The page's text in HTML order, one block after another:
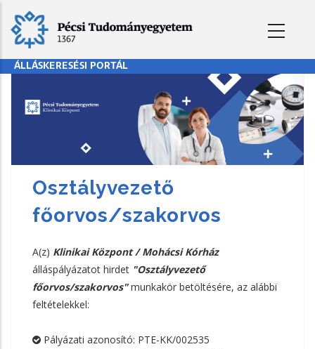
tartalomra
ÁLLÁSKERESÉSI PORTÁL
Osztályvezető
főorvos/szakorvos
A(z) Klinikai Központ / Mohácsi Kórház
álláspályázatot hirdet "Osztályvezető
főorvos/szakorvos"munkakör betöltésére, az alábbi
feltételekkel:
Pályázati azonosító: PTE-KK/002535